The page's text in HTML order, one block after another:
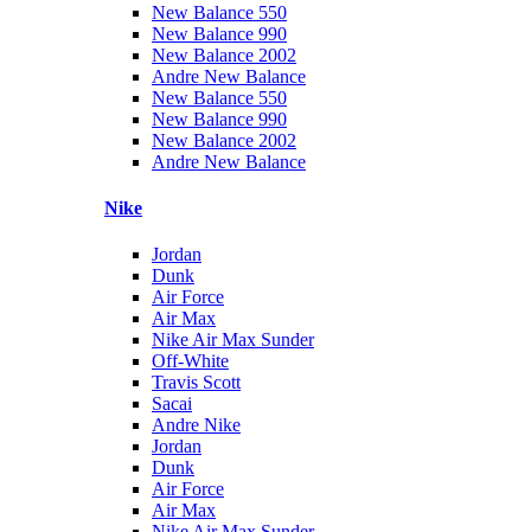
New Balance 550
New Balance 990
New Balance 2002
Andre New Balance
New Balance 550
New Balance 990
New Balance 2002
Andre New Balance
Nike
Jordan
Dunk
Air Force
Air Max
Nike Air Max Sunder
Off-White
Travis Scott
Sacai
Andre Nike
Jordan
Dunk
Air Force
Air Max